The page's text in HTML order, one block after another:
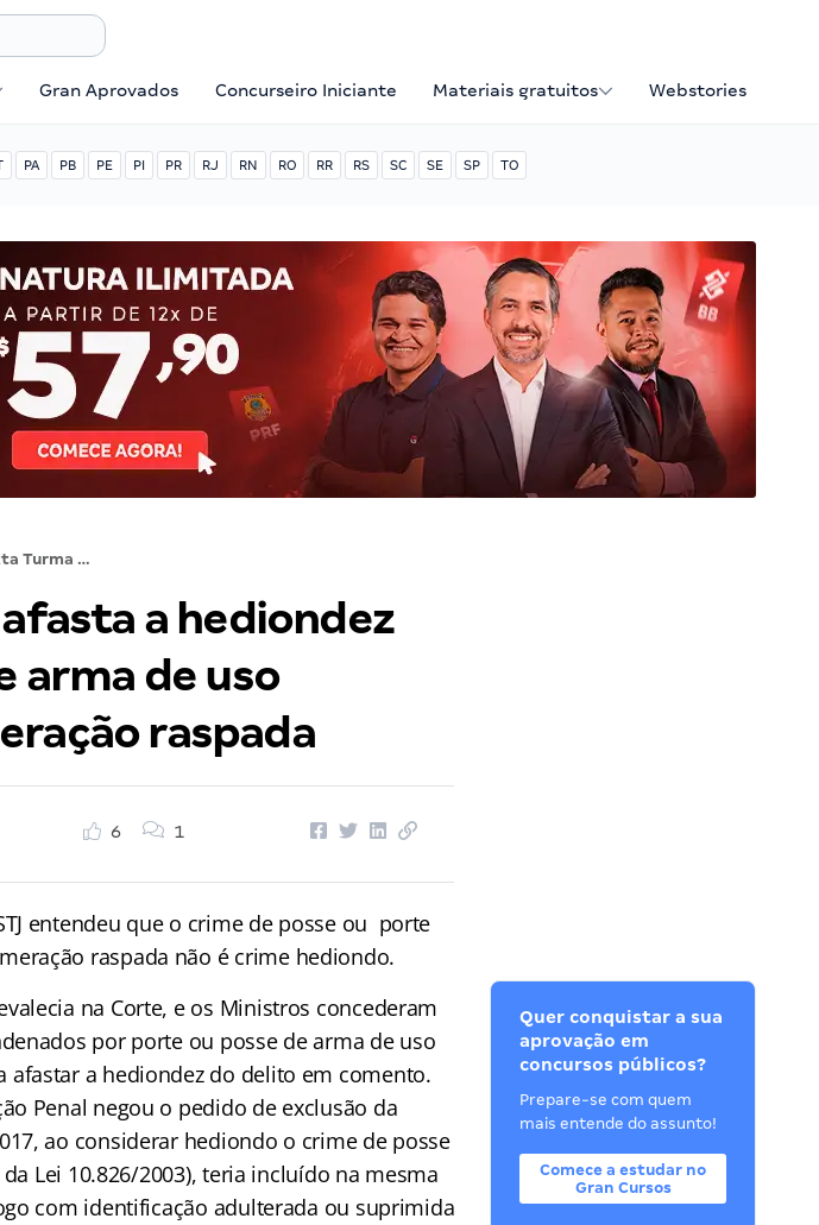
Gran Aprovados Concurseiro Iniciante Materiais gratuitos Webstories
PA PB PE PI PR RJ RN RO RR RS SC SE SP TO
Sexta Turma do STJ afasta a hediondez do crime de porte de arma de uso permitido com numeração raspada
a hediondez
arma de uso
raspada
6 1
entendeu que o crime de posse ou porte
raspada não é crime hediondo.
na Corte, e os Ministros concederam
por porte ou posse de arma de uso
a hediondez do delito em comento.
Penal negou o pedido de exclusão da
ao considerar hediondo o crime de posse
Lei 10.826/2003), teria incluído na mesma
com identificação adulterada ou suprimida
Quer conquistar a sua
aprovação em
concursos públicos?
Prepare-se com quem
mais entende do assunto!
Comece a estudar no
Gran Cursos